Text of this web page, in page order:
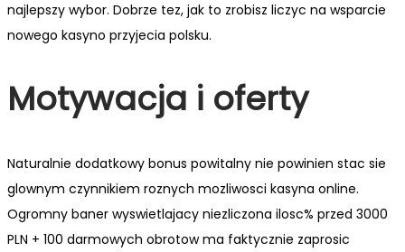
najlepszy wybor. Dobrze tez, jak to zrobisz liczyc na wsparcie
nowego kasyno przyjecia polsku.
Motywacja i oferty
Naturalnie dodatkowy bonus powitalny nie powinien stac sie
glownym czynnikiem roznych mozliwosci kasyna online.
Ogromny baner wyswietlajacy niezliczona ilosc% przed 3000
PLN + 100 darmowych obrotow ma faktycznie zaprosic